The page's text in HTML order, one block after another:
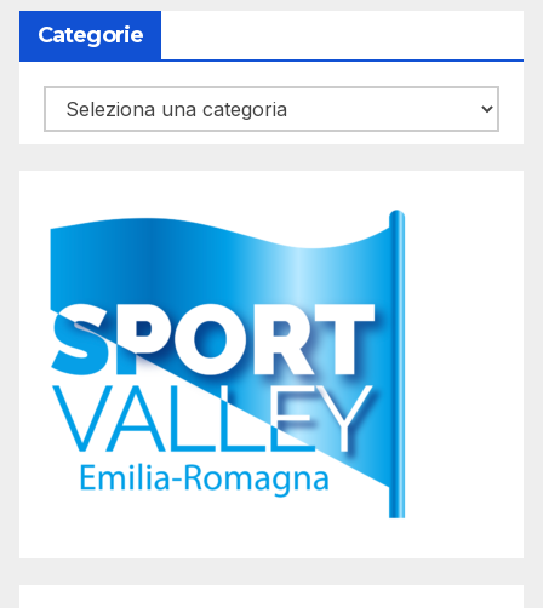
Categorie
Categorie